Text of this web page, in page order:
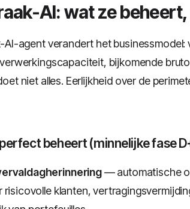
AI: wat ze
AI-agent verandert het businessmodel:
bijkomende
niet alles. Eerlijkheid over de
beheert (minnelijke fase
— automatische
risicovolle klanten,